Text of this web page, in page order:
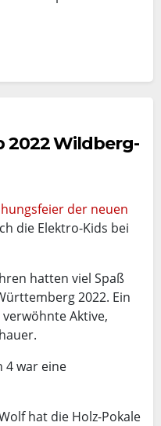
2022 Wildberg-
der neuen
die Elektro-Kids bei
hatten viel Spaß
2022. Ein
Aktive,
4 war eine
hat die Holz-Pokale